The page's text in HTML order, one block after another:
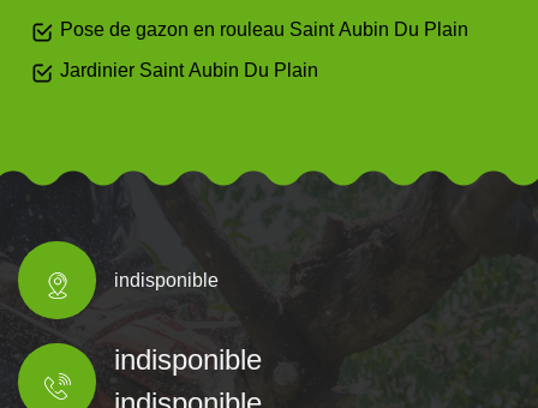
Pose de gazon en rouleau Saint Aubin Du Plain
Jardinier Saint Aubin Du Plain
indisponible
indisponible